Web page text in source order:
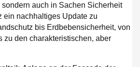
auch in Sachen Sicherheit
ein nachhaltiges Update zu
bis Erdbebensicherheit, von
zu den charakteristischen, aber